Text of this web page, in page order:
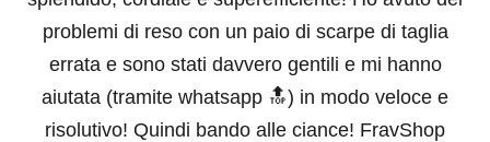
problemi di reso con un paio di scarpe di taglia
errata e sono stati davvero gentili e mi hanno
aiutata (tramite whatsapp 🔝) in modo veloce e
risolutivo! Quindi bando alle ciance! FravShop